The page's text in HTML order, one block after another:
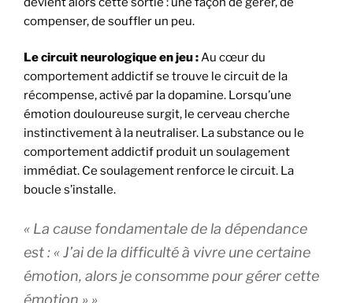
compenser, de souffler un peu.
Le circuit neurologique en jeu :Au cœur du
comportement addictif se trouve le circuit de la
récompense, activé par la dopamine. Lorsqu’une
émotion douloureuse surgit, le cerveau cherche
instinctivement à la neutraliser. La substance ou le
comportement addictif produit un soulagement
immédiat. Ce soulagement renforce le circuit. La
boucle s’installe.
« La cause fondamentale de la dépendance
est : « J’ai de la difficulté à vivre une certaine
émotion, alors je consomme pour gérer cette
émotion » »